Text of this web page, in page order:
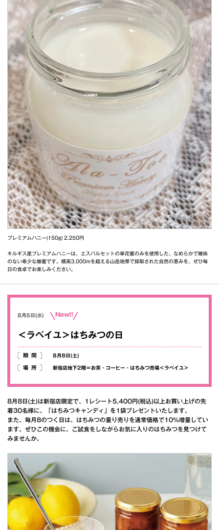
プレミアムハニー(150g) 2,250円
キルギス産プレミアムハニーは、エスパルセットの単花蜜のみを使用した、なめらかで雑味
のない希少な蜂蜜です。標高3,000mを超える山岳地帯で採取された自然の恵みを、ぜひ毎
日の食卓でお楽しみください。
8月5日(水) New!!
＜ラベイユ＞はちみつの日
期間 8月8日(土)
場所 新宿店地下2階＝お茶・コーヒー・はちみつ売場＜ラベイユ＞
8月8日(土)は新宿店限定で、1レシート5,400円(税込)以上お買い上げの先
着30名様に、「はちみつキャンディ」を1袋プレゼントいたします。
また、毎月8のつく日は、はちみつの量り売りを通常価格で10％増量してい
ます。ぜひこの機会に、ご試食をしながらお気に入りのはちみつを見つけて
みませんか。